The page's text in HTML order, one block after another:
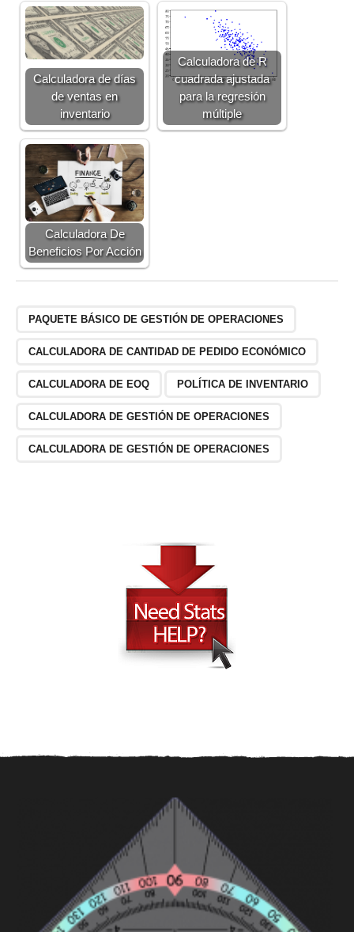
Calculadora de días
de ventas en
inventario
Calculadora de R
cuadrada ajustada
para la regresión
múltiple
Calculadora De
Beneficios Por Acción
PAQUETE BÁSICO DE GESTIÓN DE OPERACIONES
CALCULADORA DE CANTIDAD DE PEDIDO ECONÓMICO
CALCULADORA DE EOQ POLÍTICA DE INVENTARIO
CALCULADORA DE GESTIÓN DE OPERACIONES
CALCULADORA DE GESTIÓN DE OPERACIONES